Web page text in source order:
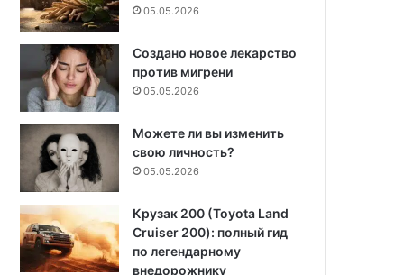
05.05.2026
Создано новое лекарство
против мигрени
05.05.2026
Можете ли вы изменить
свою личность?
05.05.2026
Крузак 200 (Toyota Land
Cruiser 200): полный гид
по легендарному
внедорожнику